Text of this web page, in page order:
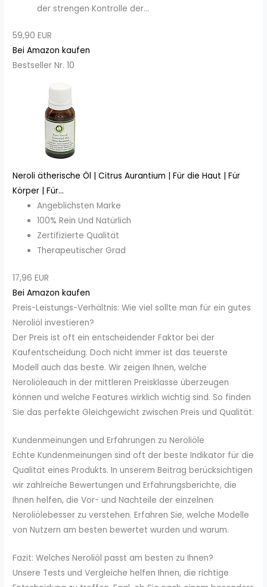
der strengen Kontrolle der...
59,90 EUR
Bei Amazon kaufen
Bestseller Nr. 10
Neroli ätherische Öl | Citrus Aurantium | Für die Haut | Für
Körper | Für...
Angeblichsten Marke
100% Rein Und Natürlich
Zertifizierte Qualität
Therapeutischer Grad
17,96 EUR
Bei Amazon kaufen
Preis-Leistungs-Verhältnis: Wie viel sollte man für ein gutes
Neroliöl investieren?
Der Preis ist oft ein entscheidender Faktor bei der
Kaufentscheidung. Doch nicht immer ist das teuerste
Modell auch das beste. Wir zeigen Ihnen, welche
Neroliöleauch in der mittleren Preisklasse überzeugen
können und welche Features wirklich wichtig sind. So finden
Sie das perfekte Gleichgewicht zwischen Preis und Qualität.
Kundenmeinungen und Erfahrungen zu Neroliöle
Echte Kundenmeinungen sind oft der beste Indikator für die
Qualität eines Produkts. In unserem Beitrag berücksichtigen
wir zahlreiche Bewertungen und Erfahrungsberichte, die
Ihnen helfen, die Vor- und Nachteile der einzelnen
Neroliölebesser zu verstehen. Erfahren Sie, welche Modelle
von Nutzern am besten bewertet wurden und warum.
Fazit: Welches Neroliöl passt am besten zu Ihnen?
Unsere Tests und Vergleiche helfen Ihnen, die richtige